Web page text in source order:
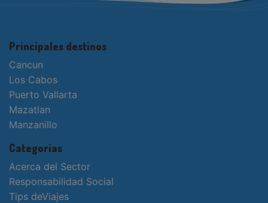
Principales destinos
Cancun
Los Cabos
Puerto Vallarta
Mazatlan
Manzanillo
Categorias
Acerca del Sector
Responsabilidad Social
Tips deViajes